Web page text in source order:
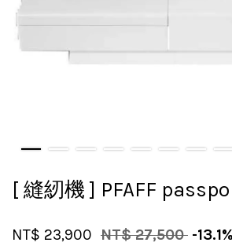
[ 縫紉機 ] PFAFF
NT$ 23,900 NT$ 27,500 -13.1%